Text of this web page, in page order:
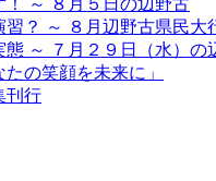
習？ ～ ８月辺野古県民
～ ７月２９日（水）の
の笑顔を未来に」
刊行